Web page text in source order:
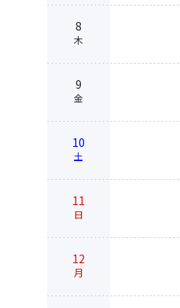
8
木
9
金
10
土
11
日
12
月